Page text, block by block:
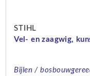
STIHL
Vel- en zaagwig,
Bijlen /